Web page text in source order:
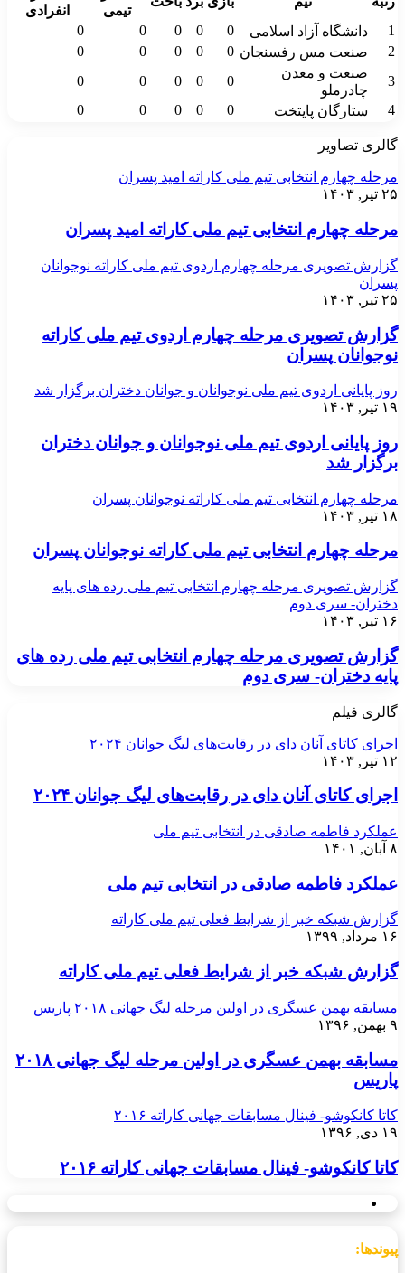
تیمی
انفرادی
1
دانشگاه آزاد اسلامی 0
0
0
0
0
2
صنعت مس رفسنجان 0
0
0
0
0
3
صنعت و معدن
چادرملو
0
0
0
0
0
4
ستارگان پایتخت 0
0
0
0
0
گالری تصاویر
مرحله چهارم انتخابی تیم ملی کاراته امید پسران
۲۵ تیر, ۱۴۰۳
مرحله چهارم انتخابی تیم ملی کاراته امید پسران
گزارش تصویری مرحله چهارم اردوی تیم ملی کاراته نوجوانان
پسران
۲۵ تیر, ۱۴۰۳
گزارش تصویری مرحله چهارم اردوی تیم ملی کاراته
نوجوانان پسران
روز پایانی اردوی تیم ملی نوجوانان و جوانان دختران برگزار شد
۱۹ تیر, ۱۴۰۳
روز پایانی اردوی تیم ملی نوجوانان و جوانان دختران
برگزار شد
مرحله چهارم انتخابی تیم ملی کاراته نوجوانان پسران
۱۸ تیر, ۱۴۰۳
مرحله چهارم انتخابی تیم ملی کاراته نوجوانان پسران
گزارش تصویری مرحله چهارم انتخابی تیم ملی رده های پایه
دختران- سری دوم
۱۶ تیر, ۱۴۰۳
گزارش تصویری مرحله چهارم انتخابی تیم ملی رده های
پایه دختران- سری دوم
گالری فیلم
اجرای کاتای آنان دای در رقابت‌های لیگ جوانان ۲۰۲۴
۱۲ تیر, ۱۴۰۳
اجرای کاتای آنان دای در رقابت‌های لیگ جوانان ۲۰۲۴
عملکرد فاطمه صادقی در انتخابی تیم ملی
۸ آبان, ۱۴۰۱
عملکرد فاطمه صادقی در انتخابی تیم ملی
گزارش شبکه خبر از شرایط فعلی تیم ملی کاراته
۱۶ مرداد, ۱۳۹۹
گزارش شبکه خبر از شرایط فعلی تیم ملی کاراته
مسابقه بهمن عسگری در اولین مرحله لیگ جهانی ۲۰۱۸ پاریس
۹ بهمن, ۱۳۹۶
مسابقه بهمن عسگری در اولین مرحله لیگ جهانی ۲۰۱۸
پاریس
کاتا کانکوشو- فینال مسابقات جهانی کاراته ۲۰۱۶
۱۹ دی, ۱۳۹۶
کاتا کانکوشو- فینال مسابقات جهانی کاراته ۲۰۱۶
پیوندها: